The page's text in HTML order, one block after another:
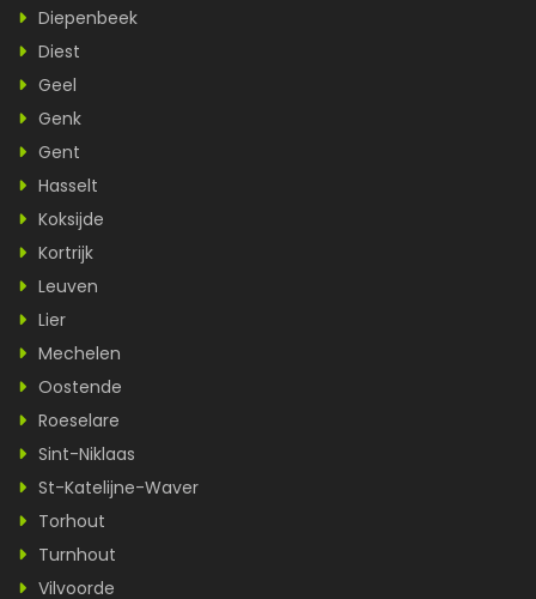
Diepenbeek
Diest
Geel
Genk
Gent
Hasselt
Koksijde
Kortrijk
Leuven
Lier
Mechelen
Oostende
Roeselare
Sint-Niklaas
St-Katelijne-Waver
Torhout
Turnhout
Vilvoorde